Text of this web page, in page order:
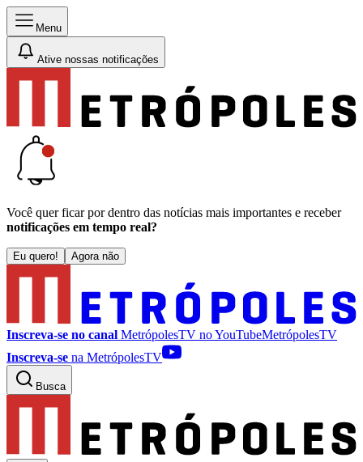
Menu
Ative nossas notificações
Você quer ficar por dentro das notícias mais importantes e receber
notificações em tempo real?
Eu quero! Agora não
Inscreva-se no canal MetrópolesTV noYouTubeMetrópolesTV
Inscreva-se na MetrópolesTV
Busca